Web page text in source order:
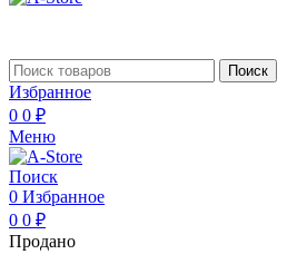
Поиск
Избранное
0 0 ₽
Меню
Поиск
0 Избранное
0 0 ₽
Продано